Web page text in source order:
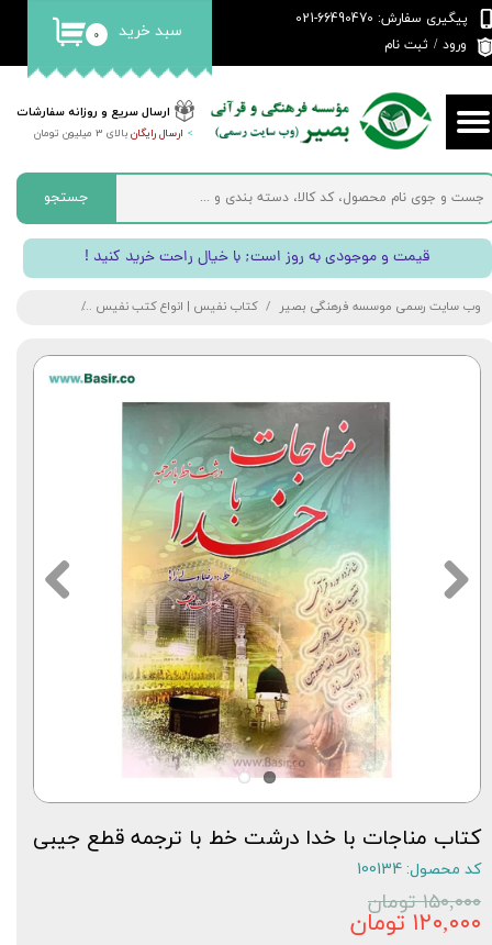
ارسال سریع و روزانه سفارشات
> ارسال رایگانبالای 3 میلیون تومان
پیگیری سفارش: 66490470-021
ورود / ثبت نام
حساب کاربری من
تغییر گذر واژه
سفارشات
خروج از حساب کاربری
۰ سبد خرید
جستجو
! قیمت و موجودی به روز است; با خیال راحت خرید کنید
وب سایت رسمی موسسه فرهنگی بصیر کتاب نفیس | انواع کتب نفیس
کتاب مناجات با خدا درشت خط با ترجمه قطع جیبی
کد محصول: 100134
۱۵۰,۰۰۰ تومان
۱۲۰,۰۰۰ تومان